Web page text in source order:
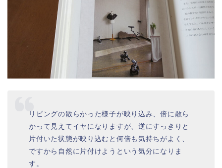
リビングの散らかった様子が映り込み、倍に散ら
かって見えてイヤになりますが、逆にすっきりと
片付いた状態が映り込むと何倍も気持ちがよく、
ですから自然に片付けようという気分になりま
す。